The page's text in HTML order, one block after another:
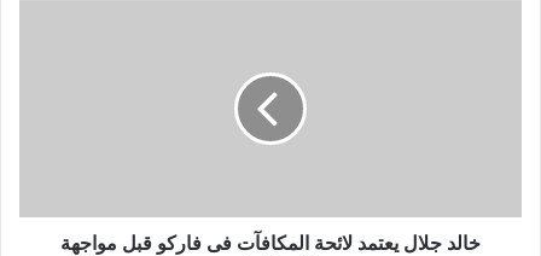
مواجهة
الإسماعيلي
خالد جلال يعتمد لائحة المكافآت فى فاركو قبل مواجهة